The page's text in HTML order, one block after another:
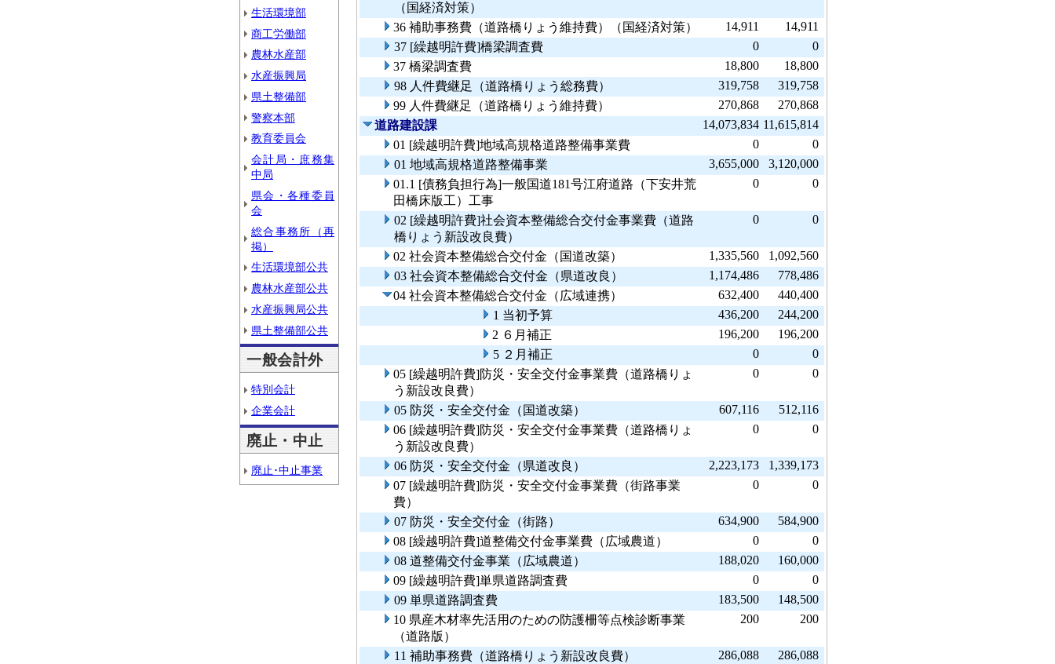
生活環境部
商工労働部
農林水産部
水産振興局
県土整備部
警察本部
教育委員会
会計局・庶務集
中局
県会・各種委員
会
総合事務所（再
掲）
生活環境部公共
農林水産部公共
水産振興局公共
県土整備部公共
一般会計外
特別会計
企業会計
廃止・中止
廃止･中止事業
（国経済対策）
36 補助事務費（道路橋りょう維持費）（国経済対策） 14,911
14,911
37 [繰越明許費]橋梁調査費
0
0
37 橋梁調査費
18,800
18,800
98 人件費継足（道路橋りょう総務費）
319,758
319,758
99 人件費継足（道路橋りょう維持費）
270,868
270,868
道路建設課
14,073,834 11,615,814
01 [繰越明許費]地域高規格道路整備事業費
0
0
01 地域高規格道路整備事業
3,655,000
3,120,000
01.1 [債務負担行為]一般国道181号江府道路（下安井荒
田橋床版工）工事
0 0
02 [繰越明許費]社会資本整備総合交付金事業費（道路
橋りょう新設改良費）
0 0
02 社会資本整備総合交付金（国道改築） 1,335,560
1,092,560
03 社会資本整備総合交付金（県道改良）
1,174,486
778,486
04 社会資本整備総合交付金（広域連携）
632,400
440,400
1 当初予算
436,200
244,200
2 ６月補正
196,200
196,200
5 ２月補正
0
0
05 [繰越明許費]防災・安全交付金事業費（道路橋りょ
う新設改良費）
0 0
05 防災・安全交付金（国道改築） 607,116
512,116
06 [繰越明許費]防災・安全交付金事業費（道路橋りょ
う新設改良費）
0 0
06 防災・安全交付金（県道改良） 2,223,173
1,339,173
07 [繰越明許費]防災・安全交付金事業費（街路事業
費）
0 0
07 防災・安全交付金（街路） 634,900
584,900
08 [繰越明許費]道整備交付金事業費（広域農道）
0
0
08 道整備交付金事業（広域農道）
188,020
160,000
09 [繰越明許費]単県道路調査費
0
0
09 単県道路調査費
183,500
148,500
10 県産木材率先活用のための防護柵等点検診断事業
（道路版）
200 200
11 補助事務費（道路橋りょう新設改良費） 286,088
286,088